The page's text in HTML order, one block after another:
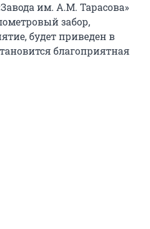
им. А.М. Тарасова»
забор,
будет приведен в
благоприятная